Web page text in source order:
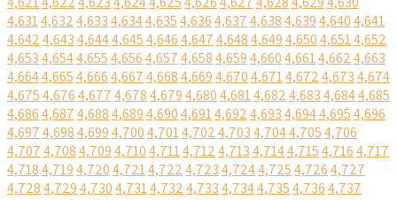
4,6314,6324,6334,6344,6354,6364,6374,6384,6394,6404,641
4,6424,6434,6444,6454,6464,6474,6484,6494,6504,6514,652
4,6534,6544,6554,6564,6574,6584,6594,6604,6614,6624,663
4,6644,6654,6664,6674,6684,6694,6704,6714,6724,6734,674
4,6754,6764,6774,6784,6794,6804,6814,6824,6834,6844,685
4,6864,6874,6884,6894,6904,6914,6924,6934,6944,6954,696
4,6974,6984,6994,7004,7014,7024,7034,7044,7054,706
4,7074,7084,7094,7104,7114,7124,7134,7144,7154,7164,717
4,7184,7194,7204,7214,7224,7234,7244,7254,7264,727
4,7284,7294,7304,7314,7324,7334,7344,7354,7364,737